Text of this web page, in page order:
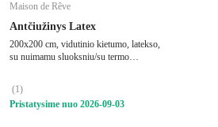
Maison de Rêve
Antčiužinys Latex
200x200 cm, vidutinio kietumo, latekso,
su nuimamu sluoksniu/su termo
(1)
Pristatysime nuo 2026‑09‑03